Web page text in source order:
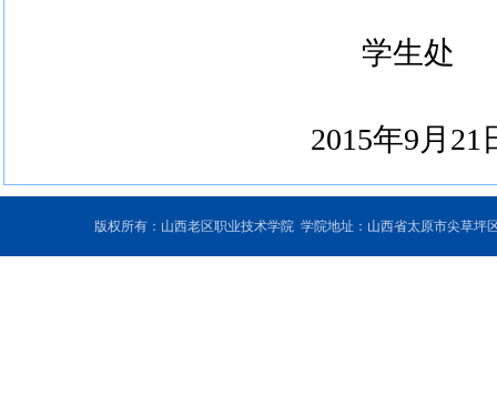
学生处
2015年9月21
版权所有：山西老区职业技术学院 学院地址：山西省太原市尖草坪